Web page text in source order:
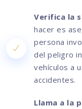
Verifica la
hacer es
persona
del peligro
vehículos a
accidentes.
Llama a la